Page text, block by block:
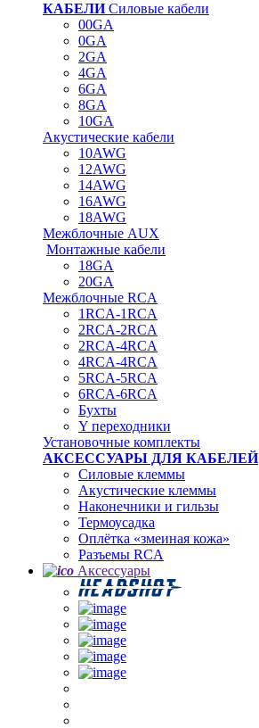
КАБЕЛИСиловые кабели
00GA
0GA
2GA
4GA
6GA
8GA
10GA
Акустические кабели
10AWG
12AWG
14AWG
16AWG
18AWG
Межблочные AUX
Монтажные кабели
18GA
20GA
Межблочные RCA
1RCA-1RCA
2RCA-2RCA
2RCA-4RCA
4RCA-4RCA
5RCA-5RCA
6RCA-6RCA
Бухты
Y переходники
Установочные комплекты
АКСЕССУАРЫ ДЛЯ КАБЕЛЕЙ
Силовые клеммы
Акустические клеммы
Наконечники и гильзы
Термоусадка
Oплётка «змеиная кожа»
Разъемы RCA
Аксессуары